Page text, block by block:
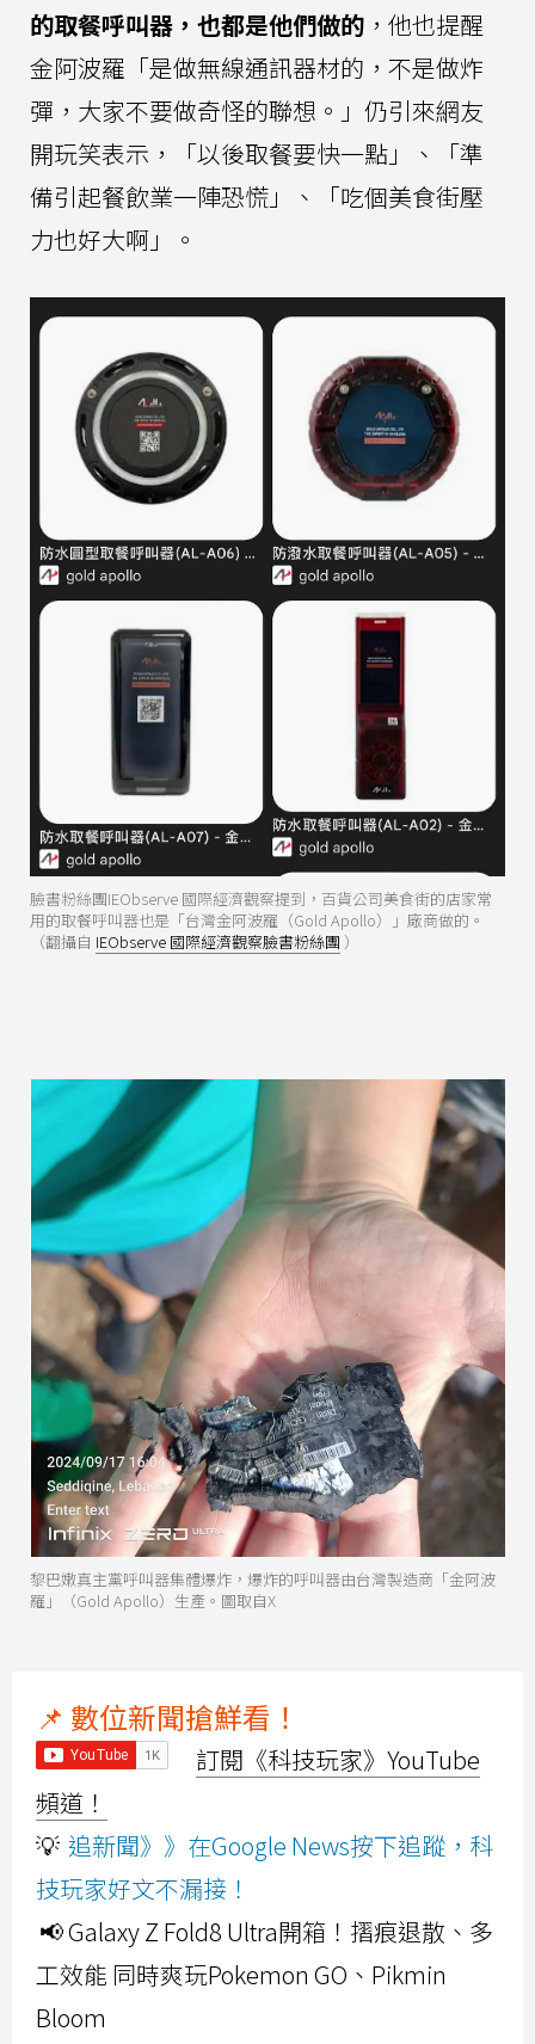
的取餐呼叫器，也都是他們做的 ，他也提醒
金阿波羅「是做無線通訊器材的，不是做炸
彈，大家不要做奇怪的聯想。」仍引來網友
開玩笑表示，「以後取餐要快一點」、「準
備引起餐飲業一陣恐慌」、「吃個美食街壓
力也好大啊」。
臉書粉絲團IEObserve 國際經濟觀察提到，百貨公司美食街的店家常
用的取餐呼叫器也是「台灣金阿波羅（Gold Apollo）」廠商做的。
（翻攝自 IEObserve 國際經濟觀察臉書粉絲團 ）
黎巴嫩真主黨呼叫器集體爆炸，爆炸的呼叫器由台灣製造商「金阿波
羅」（Gold Apollo）生產。圖取自X
📌 數位新聞搶鮮看！
訂閱《科技玩家》YouTube
頻道！
💡 追新聞》》在Google News按下追蹤，科
技玩家好文不漏接！
📢 Galaxy Z Fold8 Ultra開箱！摺痕退散、多
工效能 同時爽玩Pokemon GO、Pikmin
Bloom